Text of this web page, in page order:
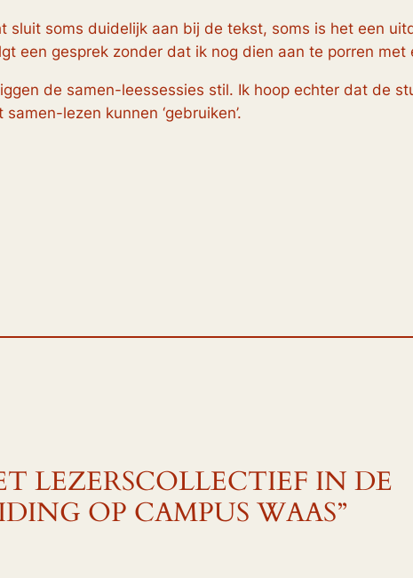
sluit soms duidelijk aan bij de tekst, soms is het een
een gesprek zonder dat ik nog dien aan te porren met
de samen-leessessies stil. Ik hoop echter dat de
lezen kunnen ‘gebruiken’.
LEZERSCOLLECTIEF IN DE
OP CAMPUS WAAS”